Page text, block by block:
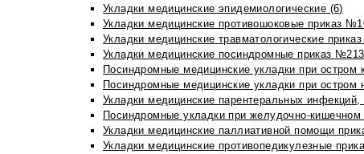
Укладки медицинские эпидемиологические (6)
Укладки медицинские противошоковые приказ
Укладки медицинские травматологические
Укладки медицинские посиндромные приказ
Посиндромные медицинские укладки при остром
Посиндромные медицинские укладки при остром
Укладки медицинские парентеральных
Посиндромные укладки при желудочно-кишечном
Укладки медицинские паллиативной помощи
Укладки медицинские противопедикулезные